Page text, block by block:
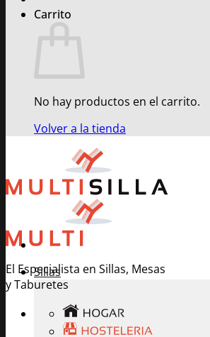
Carrito
No hay productos en el carrito.
Volver a la tienda
El Especialista en Sillas, Mesas
y Taburetes
Sillas